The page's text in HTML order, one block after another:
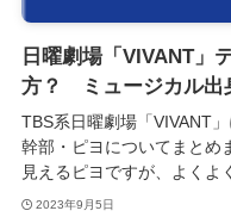
日曜劇場「VIVANT」
方？ ミュージカル出
TBS系日曜劇場「VIVANT
幹部・ピヨについてまとめ
見えるピヨですが、よくよ
2023年9月5日